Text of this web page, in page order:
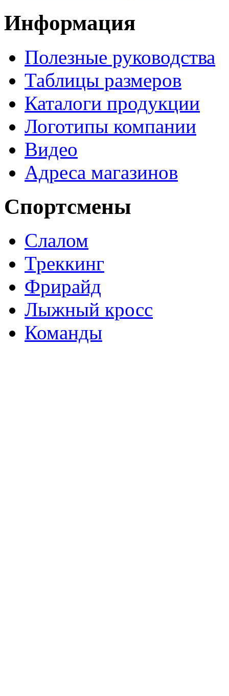
Информация
Полезные руководства
Таблицы размеров
Каталоги продукции
Логотипы компании
Видео
Адреса магазинов
Спортсмены
Слалом
Треккинг
Фрирайд
Лыжный кросс
Команды